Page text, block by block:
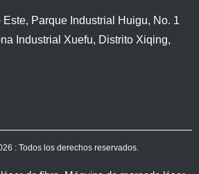
Este, Parque Industrial Huigu, No. 1
Industrial Xuefu, Distrito Xiqing,
: Todos los derechos reservados.